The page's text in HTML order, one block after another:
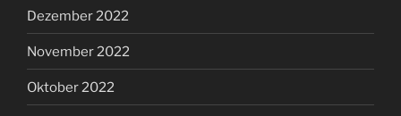
Dezember 2022
November 2022
Oktober 2022